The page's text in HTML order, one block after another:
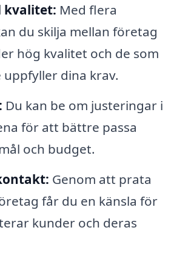
kvalitet: Med flera
du skilja mellan företag
hög kvalitet och de som
uppfyller dina krav.
Du kan be om justeringar i
för att bättre passa
och budget.
Genom att prata
får du en känsla för
kunder och deras